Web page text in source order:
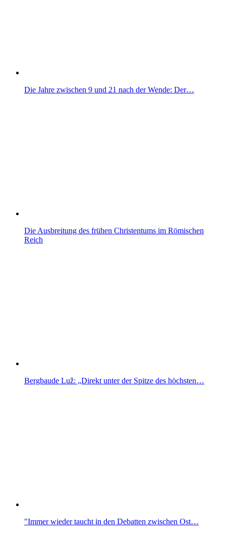
Die Jahre zwischen 9 und 21 nach der Wende: Der…
Die Ausbreitung des frühen Christentums im Römischen
Reich
Bergbaude Luž: „Direkt unter der Spitze des höchsten…
"Immer wieder taucht in den Debatten zwischen Ost…